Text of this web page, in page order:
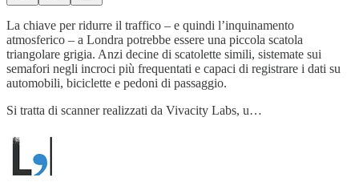
La chiave per ridurre il traffico – e quindi l’inquinamento
atmosferico – a Londra potrebbe essere una piccola scatola
triangolare grigia. Anzi decine di scatolette simili, sistemate sui
semafori negli incroci più frequentati e capaci di registrare i dati su
automobili, biciclette e pedoni di passaggio.
Si tratta di scanner realizzati da Vivacity Labs, u…